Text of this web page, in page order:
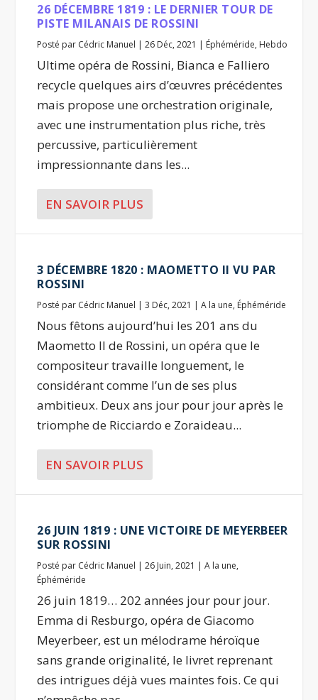
26 DÉCEMBRE 1819 : LE DERNIER TOUR DE
PISTE MILANAIS DE ROSSINI
Posté par Cédric Manuel |26 Déc, 2021 | Éphéméride, Hebdo
Ultime opéra de Rossini, Bianca e Falliero
recycle quelques airs d’œuvres précédentes
mais propose une orchestration originale,
avec une instrumentation plus riche, très
percussive, particulièrement
impressionnante dans les...
EN SAVOIR PLUS
3 DÉCEMBRE 1820 : MAOMETTO II VU PAR
ROSSINI
Posté par Cédric Manuel |3 Déc, 2021 |A la une, Éphéméride
Nous fêtons aujourd’hui les 201 ans du
Maometto II de Rossini, un opéra que le
compositeur travaille longuement, le
considérant comme l’un de ses plus
ambitieux. Deux ans jour pour jour après le
triomphe de Ricciardo e Zoraideau...
EN SAVOIR PLUS
26 JUIN 1819 : UNE VICTOIRE DE MEYERBEER
SUR ROSSINI
Posté par Cédric Manuel |26 Juin, 2021 |A la une,
Éphéméride
26 juin 1819… 202 années jour pour jour.
Emma di Resburgo, opéra de Giacomo
Meyerbeer, est un mélodrame héroïque
sans grande originalité, le livret reprenant
des intrigues déjà vues maintes fois. Ce qui